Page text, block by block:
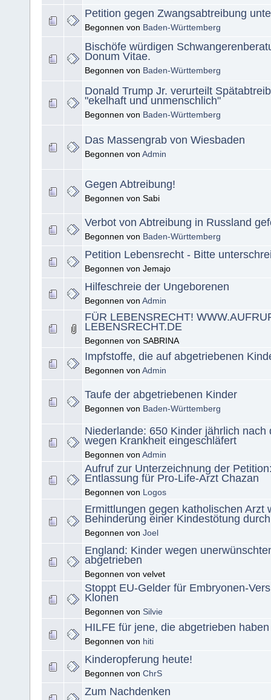
Petition gegen Zwangsabtreibung
Begonnen von Baden-Württemberg
Bischöfe würdigen
Donum Vitae.
Begonnen von Baden-Württemberg
Donald Trump Jr. verurteilt
"ekelhaft und unmenschlich"
Begonnen von Baden-Württemberg
Das Massengrab von Wiesbaden
Begonnen von Admin
Gegen Abtreibung!
Begonnen von Sabi
Verbot von Abtreibung in Russland
Begonnen von Baden-Württemberg
Petition Lebensrecht - Bitte
Begonnen von Jemajo
Hilfeschreie der Ungeborenen
Begonnen von Admin
FÜR LEBENSRECHT!
LEBENSRECHT.DE
Begonnen von SABRINA
Impfstoffe, die auf abgetriebenen
Begonnen von Admin
Taufe der abgetriebenen Kinder
Begonnen von Baden-Württemberg
Niederlande: 650 Kinder jährlich nach
wegen Krankheit eingeschläfert
Begonnen von Admin
Aufruf zur Unterzeichnung der
Entlassung für Pro-Life-Arzt Chazan
Begonnen von Logos
Ermittlungen gegen katholischen Arzt
Behinderung einer Kindestötung durch
Begonnen von Joel
England: Kinder wegen
abgetrieben
Begonnen von velvet
Stoppt EU-Gelder für Embryonen-
Klonen
Begonnen von Silvie
HILFE für jene, die abgetrieben haben
Begonnen von hiti
Kinderopferung heute!
Begonnen von ChrS
Zum Nachdenken